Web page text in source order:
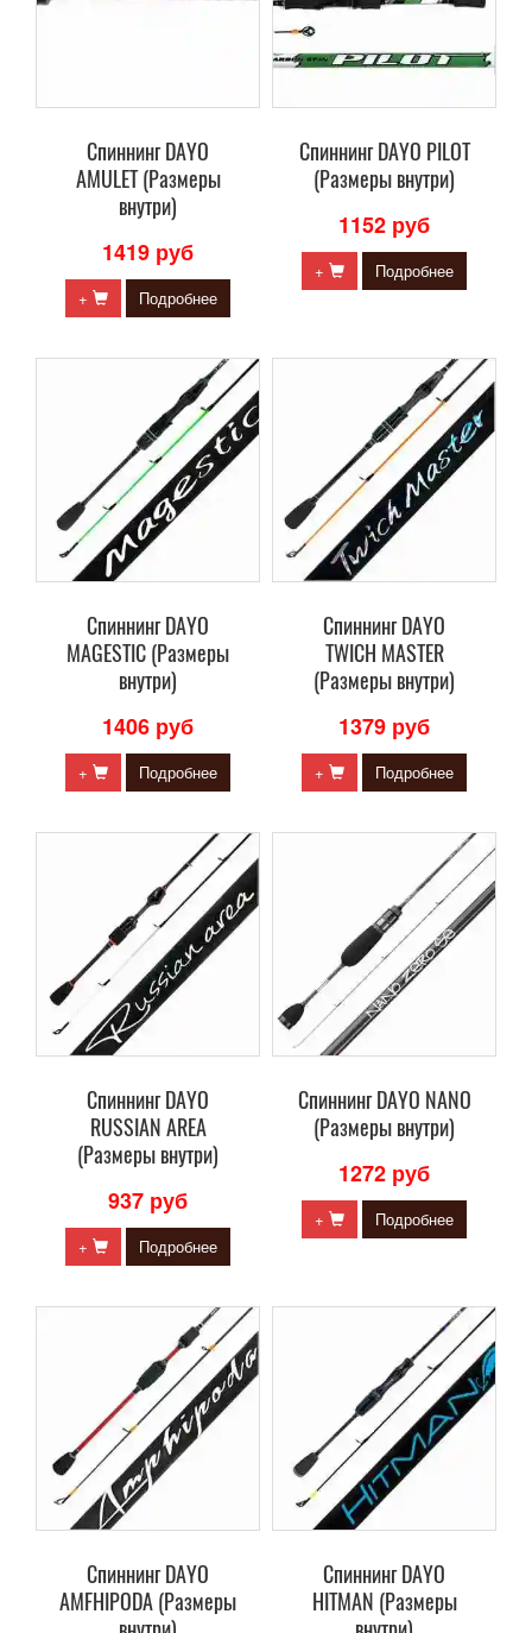
Cпиннинг DAYO
AMULET (Размеры
внутри)
1419 руб
+ Подробнее
Cпиннинг DAYO PILOT
(Размеры внутри)
1152 руб
+ Подробнее
Cпиннинг DAYO
MAGESTIC (Размеры
внутри)
1406 руб
+ Подробнее
Cпиннинг DAYO
TWICH MASTER
(Размеры внутри)
1379 руб
+ Подробнее
Cпиннинг DAYO
RUSSIAN AREA
(Размеры внутри)
937 руб
+ Подробнее
Cпиннинг DAYO NANO
(Размеры внутри)
1272 руб
+ Подробнее
Cпиннинг DAYO
AMFHIPODA (Размеры
Cпиннинг DAYO
HITMAN (Размеры